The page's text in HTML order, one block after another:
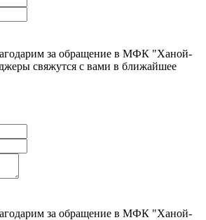
за обращение в МФК "Ханой-
свяжутся с вами в ближайшее
за обращение в МФК "Ханой-